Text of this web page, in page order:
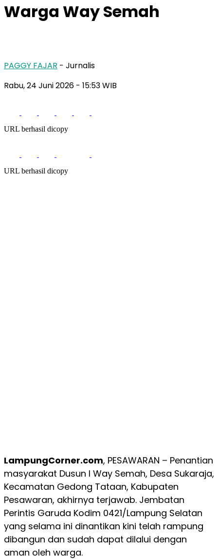
Warga Way Semah
PAGGY FAJAR - Jurnalis
Rabu, 24 Juni 2026 - 15:53 WIB
URL berhasil dicopy
URL berhasil dicopy
LampungCorner.com, PESAWARAN – Penantian
masyarakat Dusun I Way Semah, Desa Sukaraja,
Kecamatan Gedong Tataan, Kabupaten
Pesawaran, akhirnya terjawab. Jembatan
Perintis Garuda Kodim 0421/Lampung Selatan
yang selama ini dinantikan kini telah rampung
dibangun dan sudah dapat dilalui dengan
aman oleh warga.